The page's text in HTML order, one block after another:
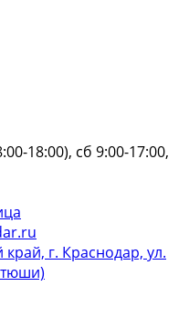
18:00), сб 9:00-17:00,
г. Краснодар, ул.